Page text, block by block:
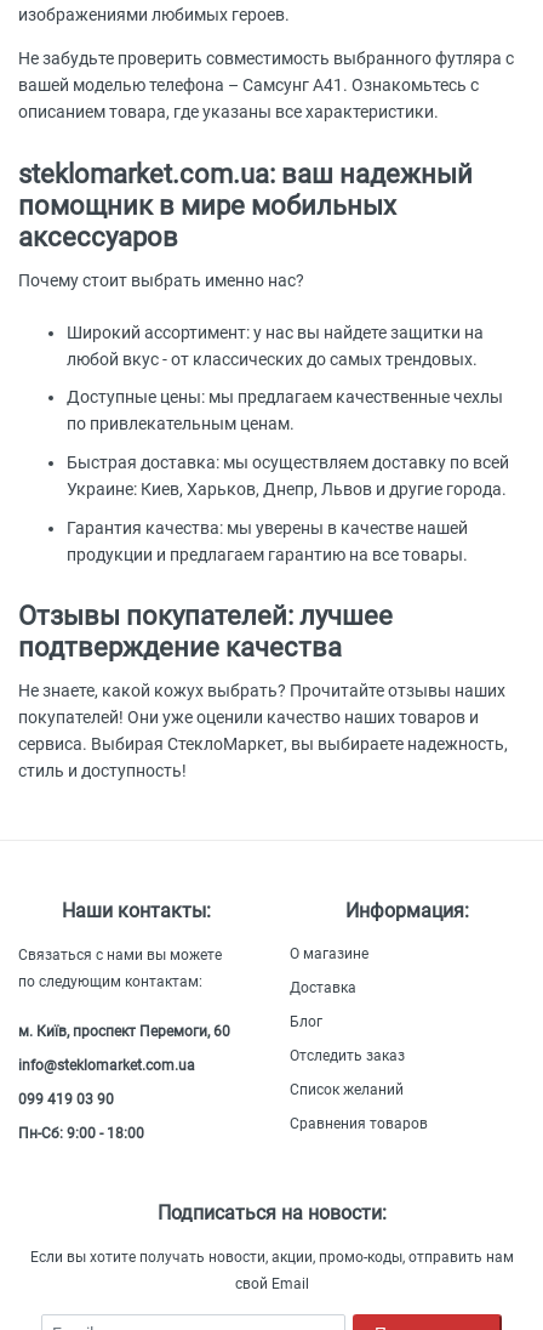
изображениями любимых героев.
Не забудьте проверить совместимость выбранного футляра с
вашей моделью телефона – Самсунг А41. Ознакомьтесь с
описанием товара, где указаны все характеристики.
steklomarket.com.ua: ваш надежный
помощник в мире мобильных
аксессуаров
Почему стоит выбрать именно нас?
Широкий ассортимент: у нас вы найдете защитки на
любой вкус - от классических до самых трендовых.
Доступные цены: мы предлагаем качественные чехлы
по привлекательным ценам.
Быстрая доставка: мы осуществляем доставку по всей
Украине: Киев, Харьков, Днепр, Львов и другие города.
Гарантия качества: мы уверены в качестве нашей
продукции и предлагаем гарантию на все товары.
Отзывы покупателей: лучшее
подтверждение качества
Не знаете, какой кожух выбрать? Прочитайте отзывы наших
покупателей! Они уже оценили качество наших товаров и
сервиса. Выбирая СтеклоМаркет, вы выбираете надежность,
стиль и доступность!
Наши контакты:
Связаться с нами вы можете
по следующим контактам:
м. Київ, проспект Перемоги, 60
info@steklomarket.com.ua
099 419 03 90
Пн-Сб: 9:00 - 18:00
Информация:
О магазине
Доставка
Блог
Отследить заказ
Список желаний
Сравнения товаров
Подписаться на новости:
Если вы хотите получать новости, акции, промо-коды, отправить нам
свой Email
Email